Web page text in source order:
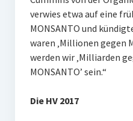
verwies etwa auf eine
MONSANTO und
waren ‚Millionen gegen
werden wir ‚Milliarden
MONSANTO’ sein.“
Die HV 2017